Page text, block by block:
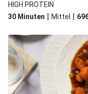
HIGH PROTEIN
30 Minuten | Mittel |